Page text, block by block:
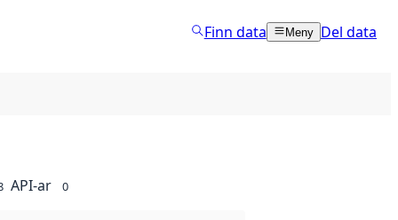
Finn data Meny Del data
API-ar 0